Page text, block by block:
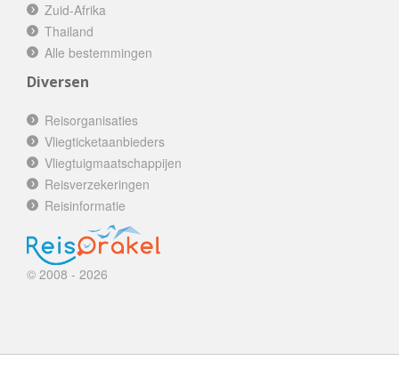
Zuid-Afrika
Thailand
Alle bestemmingen
Diversen
Reisorganisaties
Vliegticketaanbieders
Vliegtuigmaatschappijen
Reisverzekeringen
Reisinformatie
© 2008 - 2026